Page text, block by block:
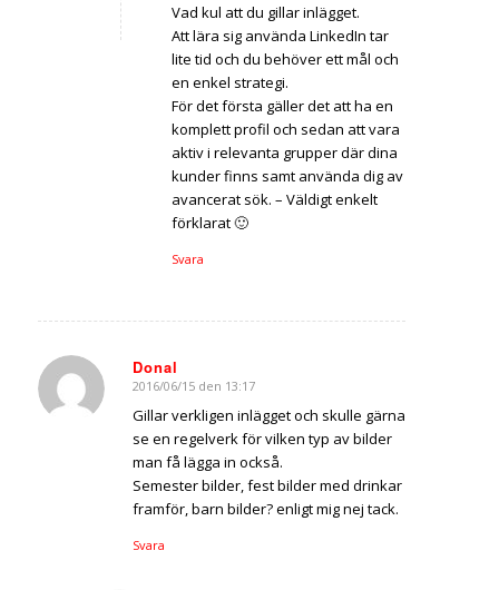
Vad kul att du gillar inlägget.
Att lära sig använda LinkedIn tar
lite tid och du behöver ett mål och
en enkel strategi.
För det första gäller det att ha en
komplett profil och sedan att vara
aktiv i relevanta grupper där dina
kunder finns samt använda dig av
avancerat sök. – Väldigt enkelt
förklarat 🙂
Svara
Donal
says:
2016/06/15 den 13:17
Gillar verkligen inlägget och skulle gärna
se en regelverk för vilken typ av bilder
man få lägga in också.
Semester bilder, fest bilder med drinkar
framför, barn bilder? enligt mig nej tack.
Svara